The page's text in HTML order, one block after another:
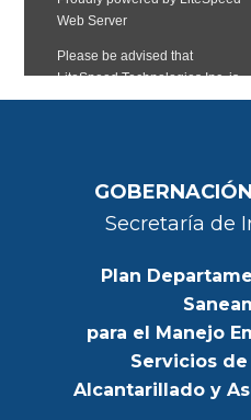
Secretaría de
Plan
para el Manejo
Servicios
Alcantarillado y